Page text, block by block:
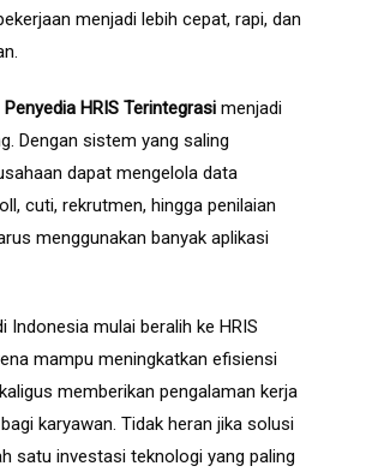
menjadi lebih cepat, rapi, dan
Penyedia HRIS Terintegrasi menjadi
Dengan sistem yang saling
dapat mengelola data
cuti, rekrutmen, hingga penilaian
menggunakan banyak aplikasi
Indonesia mulai beralih ke HRIS
mampu meningkatkan efisiensi
memberikan pengalaman kerja
karyawan. Tidak heran jika solusi
satu investasi teknologi yang paling